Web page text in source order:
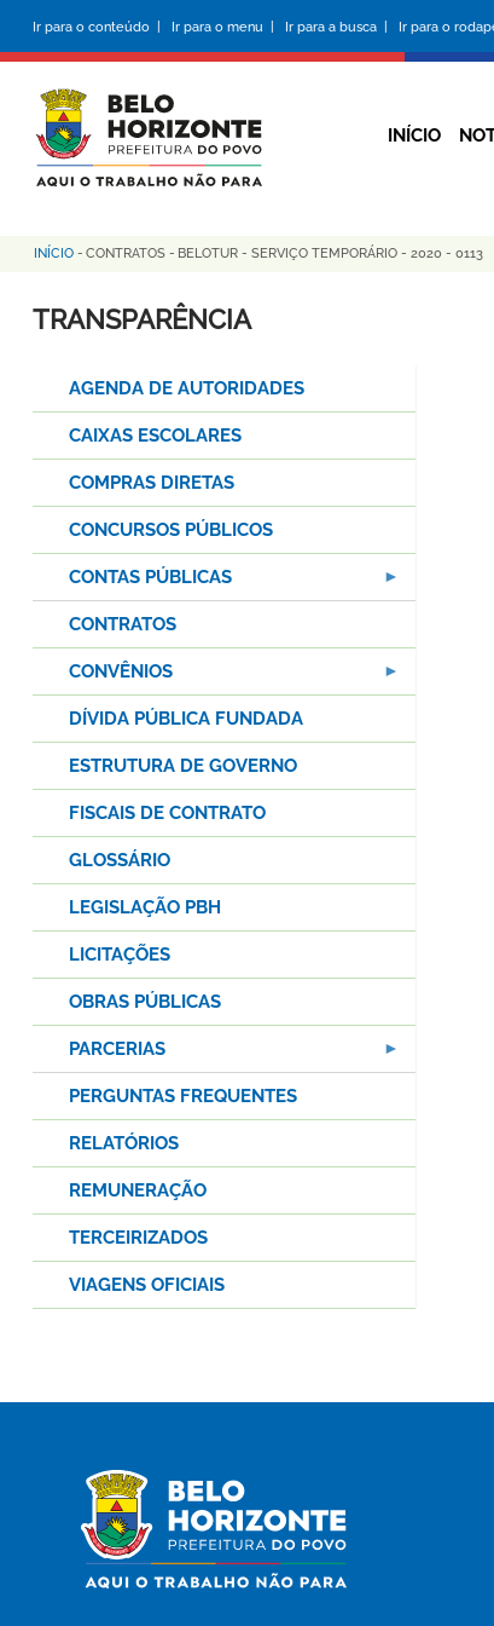
conteúdo
principal
Ir para o conteúdo | Ir para o menu | Ir para a busca | Ir para o
INÍCIO
Trilha
de
INÍCIO - CONTRATOS - BELOTUR - SERVIÇO TEMPORÁRIO - 2020 - 0113
TRANSPARÊNCIA
AGENDA DE AUTORIDADES
CAIXAS ESCOLARES
COMPRAS DIRETAS
CONCURSOS PÚBLICOS
CONTAS PÚBLICAS
CONTRATOS
CONVÊNIOS
DÍVIDA PÚBLICA FUNDADA
ESTRUTURA DE GOVERNO
FISCAIS DE CONTRATO
GLOSSÁRIO
LEGISLAÇÃO PBH
LICITAÇÕES
OBRAS PÚBLICAS
PARCERIAS
PERGUNTAS FREQUENTES
RELATÓRIOS
REMUNERAÇÃO
TERCEIRIZADOS
VIAGENS OFICIAIS